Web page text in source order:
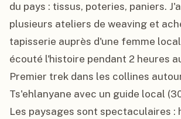
du pays : tissus, poteries, paniers.
plusieurs ateliers de weaving et
tapisserie auprès d'une femme
écouté l'histoire pendant 2 heures
Premier trek dans les collines
Ts'ehlanyane avec un guide local
Les paysages sont spectaculaires :